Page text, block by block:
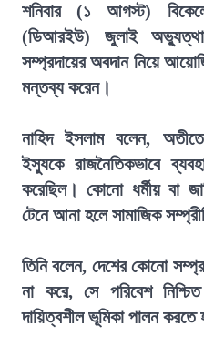
শনিবার (১ আগস্ট) বিকেলে
(ডিআরইউ) জুলাই
সম্প্রদায়ের অবদান নিয়ে
মন্তব্য করেন।
নাহিদ ইসলাম বলেন,
ইস্যুকে রাজনৈতিকভাবে
করেছিল। কোনো ধর্মীয় বা
টেনে আনা হলে সামাজিক
তিনি বলেন, দেশের কোনো
না করে, সে পরিবেশ
দায়িত্বশীল ভূমিকা পালন করতে